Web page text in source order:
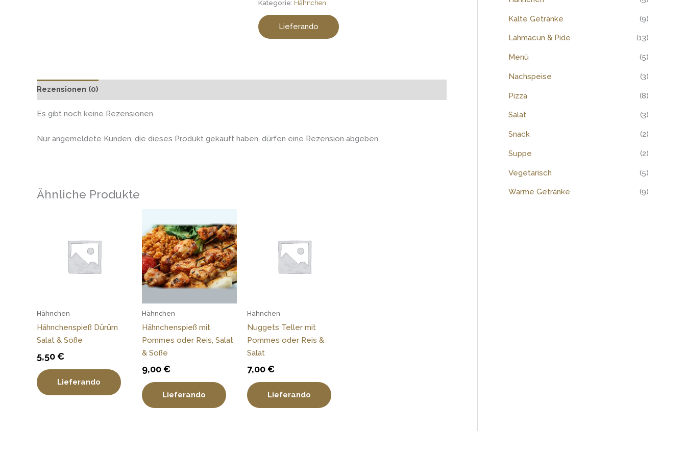
Kategorie: Hähnchen
Lieferando
Rezensionen (0)
Es gibt noch keine Rezensionen.
Nur angemeldete Kunden, die dieses Produkt gekauft haben, dürfen eine Rezension abgeben.
Ähnliche Produkte
Hähnchen
Hähnchenspieß Dürüm
Salat & Soße
5,50€
Lieferando
Hähnchen
Hähnchenspieß mit
Pommes oder Reis, Salat
& Soße
9,00€
Lieferando
Hähnchen
Nuggets Teller mit
Pommes oder Reis &
Salat
7,00€
Lieferando
:
Kalte Getränke (9)
Lahmacun & Pide (13)
Menü (5)
Nachspeise (3)
Pizza (8)
Salat (3)
Snack (2)
Suppe (2)
Vegetarisch (5)
Warme Getränke (9)